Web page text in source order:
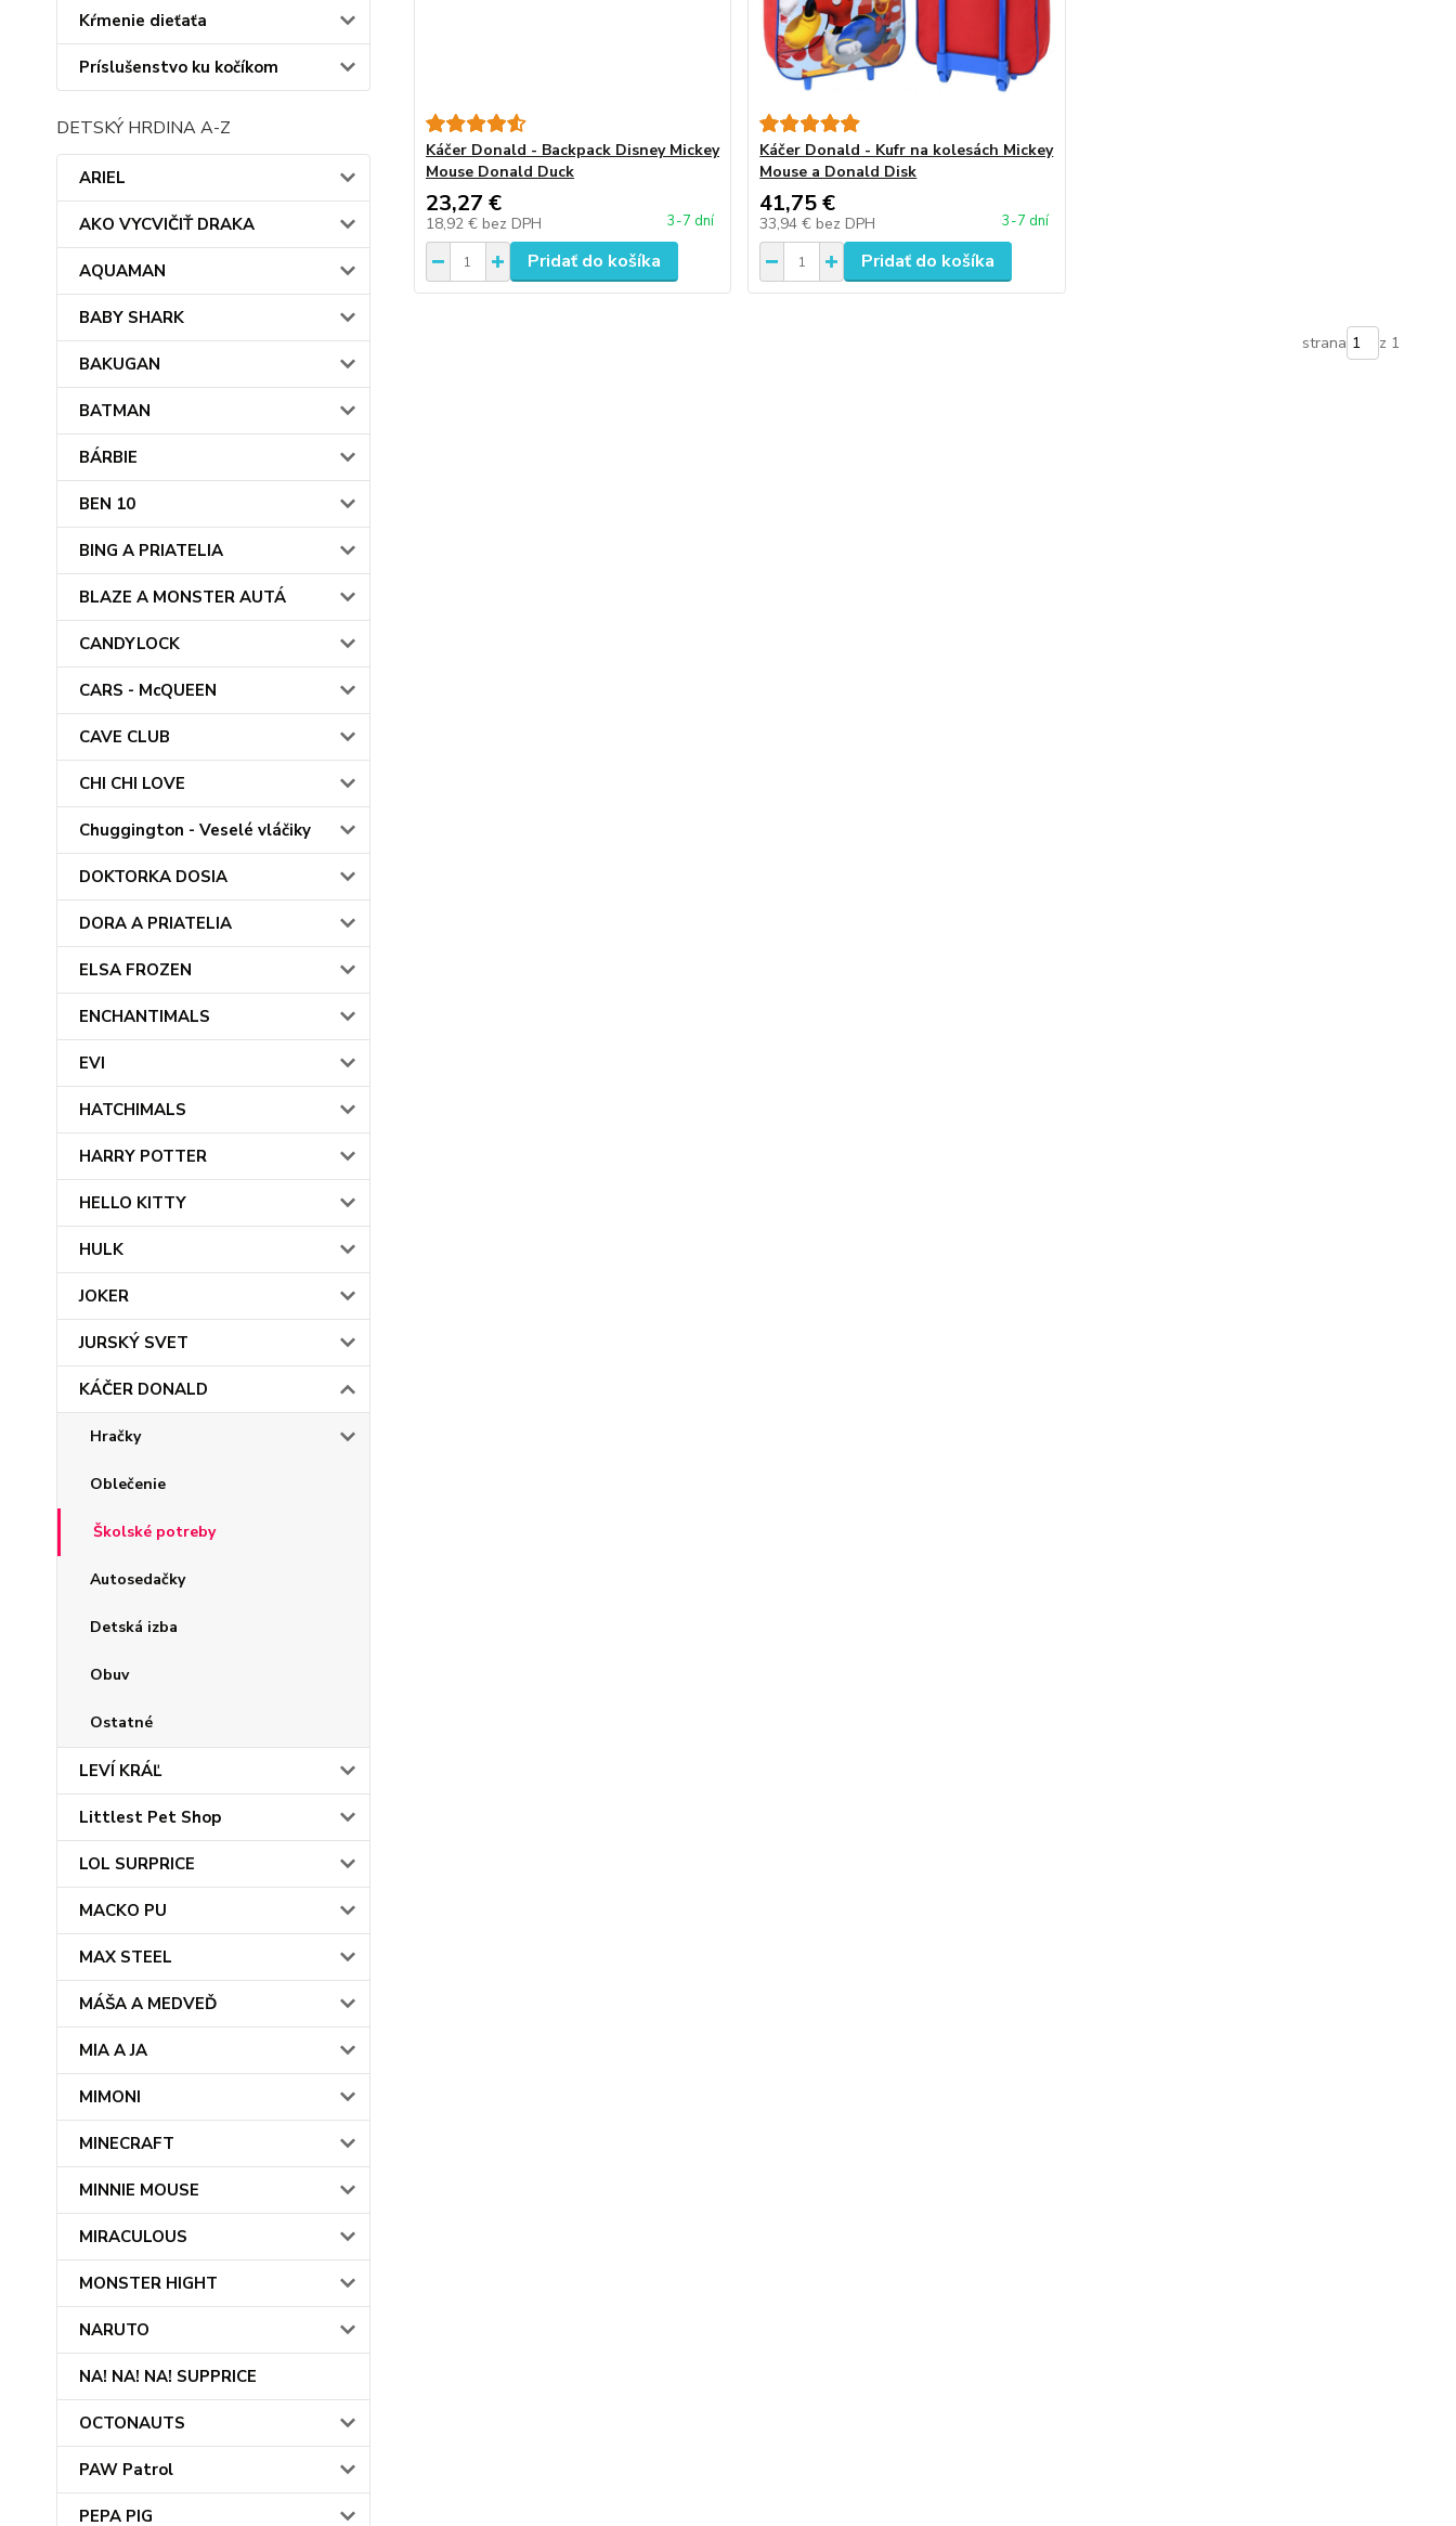
Kŕmenie dieťaťa
Príslušenstvo ku kočíkom
DETSKÝ HRDINA A-Z
ARIEL
AKO VYCVIČIŤ DRAKA
AQUAMAN
BABY SHARK
BAKUGAN
BATMAN
BÁRBIE
BEN 10
BING A PRIATELIA
BLAZE A MONSTER AUTÁ
CANDYLOCK
CARS - McQUEEN
CAVE CLUB
CHI CHI LOVE
Chuggington - Veselé vláčiky
DOKTORKA DOSIA
DORA A PRIATELIA
ELSA FROZEN
ENCHANTIMALS
EVI
HATCHIMALS
HARRY POTTER
HELLO KITTY
HULK
JOKER
JURSKÝ SVET
KÁČER DONALD
Hračky
Oblečenie
Školské potreby
Autosedačky
Detská izba
Obuv
Ostatné
LEVÍ KRÁĽ
Littlest Pet Shop
LOL SURPRICE
MACKO PU
MAX STEEL
MÁŠA A MEDVEĎ
MIA A JA
MIMONI
MINECRAFT
MINNIE MOUSE
MIRACULOUS
MONSTER HIGHT
NARUTO
NA! NA! NA! SUPPRICE
OCTONAUTS
PAW Patrol
PEPA PIG
Káčer Donald - Backpack Disney Mickey
Mouse Donald Duck
23,27 €
18,92 € bez DPH 3-7 dní
Pridať do košíka
Káčer Donald - Kufr na kolesách Mickey
Mouse a Donald Disk
41,75 €
33,94 € bez DPH 3-7 dní
Pridať do košíka
strana z 1